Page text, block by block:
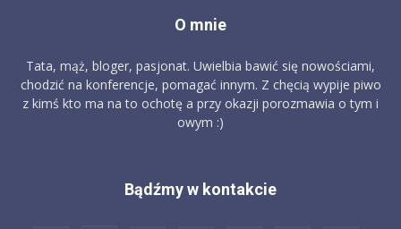
O mnie
Tata, mąż, bloger, pasjonat. Uwielbia bawić się nowościami,
chodzić na konferencje, pomagać innym. Z chęcią wypije piwo
z kimś kto ma na to ochotę a przy okazji porozmawia o tym i
owym :)
Bądźmy w kontakcie